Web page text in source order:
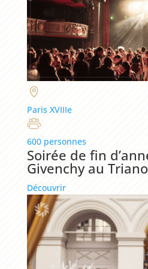
Paris XVIIIe
600 personnes
Soirée de fin
Givenchy au
Découvrir